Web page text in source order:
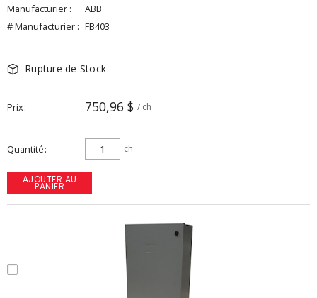
Manufacturier :
ABB
# Manufacturier : FB403
Rupture de Stock
Prix 750,96 $ / ch
Quantité ch
AJOUTER AU
PANIER